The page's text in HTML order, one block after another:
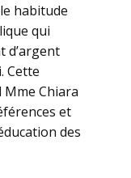
habitude
qui
d’argent
Cette
Chiara
et
des